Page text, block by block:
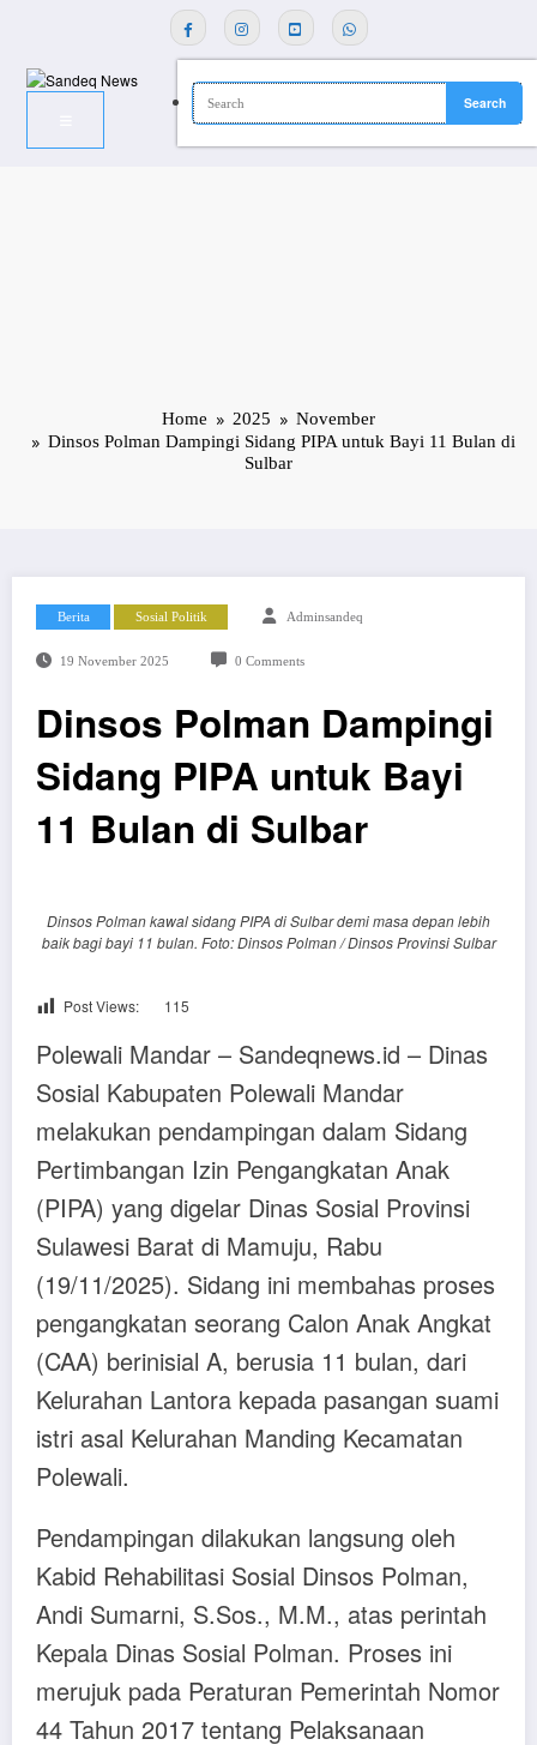
Home 2025
November
Dinsos Polman Dampingi Sidang PIPA untuk Bayi 11 Bulan di
Sulbar
Berita Sosial Politik Adminsandeq
19 November 2025 0 Comments
Dinsos Polman Dampingi
Sidang PIPA untuk Bayi
11 Bulan di Sulbar
Dinsos Polman kawal sidang PIPA di Sulbar demi masa depan lebih
baik bagi bayi 11 bulan. Foto: Dinsos Polman / Dinsos Provinsi Sulbar
Post Views: 115
Polewali Mandar – Sandeqnews.id – Dinas
Sosial Kabupaten Polewali Mandar
melakukan pendampingan dalam Sidang
Pertimbangan Izin Pengangkatan Anak
(PIPA) yang digelar Dinas Sosial Provinsi
Sulawesi Barat di Mamuju, Rabu
(19/11/2025). Sidang ini membahas proses
pengangkatan seorang Calon Anak Angkat
(CAA) berinisial A, berusia 11 bulan, dari
Kelurahan Lantora kepada pasangan suami
istri asal Kelurahan Manding Kecamatan
Polewali.
Pendampingan dilakukan langsung oleh
Kabid Rehabilitasi Sosial Dinsos Polman,
Andi Sumarni, S.Sos., M.M., atas perintah
Kepala Dinas Sosial Polman. Proses ini
merujuk pada Peraturan Pemerintah Nomor
44 Tahun 2017 tentang Pelaksanaan